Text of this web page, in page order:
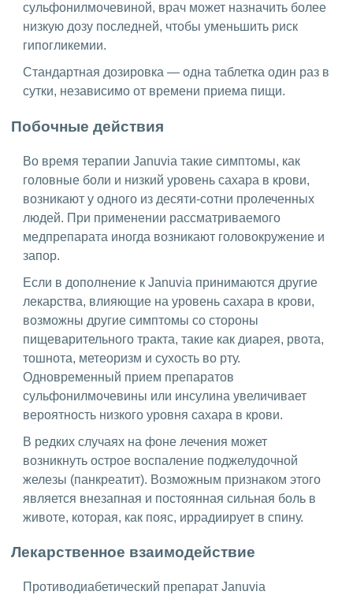
сульфонилмочевиной, врач может назначить более
низкую дозу последней, чтобы уменьшить риск
гипогликемии.
Стандартная дозировка — одна таблетка один раз в
сутки, независимо от времени приема пищи.
Побочные действия
Во время терапии Januvia такие симптомы, как
головные боли и низкий уровень сахара в крови,
возникают у одного из десяти-сотни пролеченных
людей. При применении рассматриваемого
медпрепарата иногда возникают головокружение и
запор.
Если в дополнение к Januvia принимаются другие
лекарства, влияющие на уровень сахара в крови,
возможны другие симптомы со стороны
пищеварительного тракта, такие как диарея, рвота,
тошнота, метеоризм и сухость во рту.
Одновременный прием препаратов
сульфонилмочевины или инсулина увеличивает
вероятность низкого уровня сахара в крови.
В редких случаях на фоне лечения может
возникнуть острое воспаление поджелудочной
железы (панкреатит). Возможным признаком этого
является внезапная и постоянная сильная боль в
животе, которая, как пояс, иррадиирует в спину.
Лекарственное взаимодействие
Противодиабетический препарат Januvia